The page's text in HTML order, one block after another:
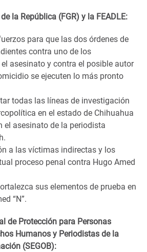
la República (FGR) y la FEADLE:
para que las dos órdenes de
contra uno de los
asesinato y contra el posible autor
se ejecuten lo más pronto
todas las líneas de investigación
en el estado de Chihuahua
el asesinato de la periodista
a las víctimas indirectas y los
proceso penal contra Hugo Amed
sus elementos de prueba en
“N”.
de Protección para Personas
Humanos y Periodistas de la
(SEGOB):